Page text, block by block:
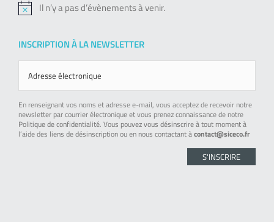
Notice
Il n’y a pas d’évènements à venir.
INSCRIPTION À LA NEWSLETTER
En renseignant vos noms et adresse e-mail, vous acceptez de recevoir notre
newsletter par courrier électronique et vous prenez connaissance de notre
Politique de confidentialité. Vous pouvez vous désinscrire à tout moment à
l’aide des liens de désinscription ou en nous contactant àcontact@siceco.fr